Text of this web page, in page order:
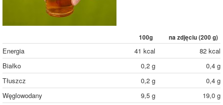
100g na zdjęciu (200 g)
Energia 41 kcal
82 kcal
Białko
0,2 g
0,4 g
Tłuszcz
0,2 g
0,4 g
Węglowodany
9,5 g
19,0 g